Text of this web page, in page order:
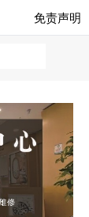
免责声明